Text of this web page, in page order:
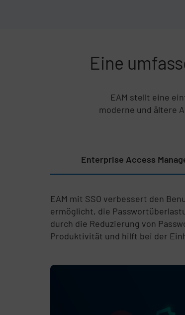
Eine
EAM stellt eine
moderne und ältere
Enterprise Access
EAM mit SSO verbessert den
ermöglicht, die
durch die Reduzierung von
Produktivität und hilft bei der